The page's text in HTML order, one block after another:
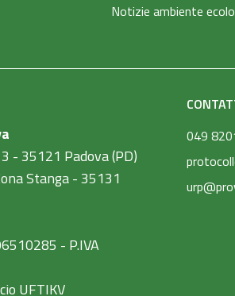
Notizie ambiente
- 35121 Padova (PD)
Stanga - 35131
- P.IVA
UFTIKV
049